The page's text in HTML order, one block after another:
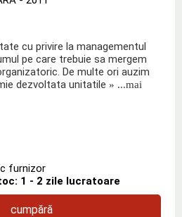
cu privire la managementul
pe care trebuie sa mergem
De multe ori auzim
dezvoltata unitatile » ...mai
furnizor
1 - 2 zile lucratoare
cumpără